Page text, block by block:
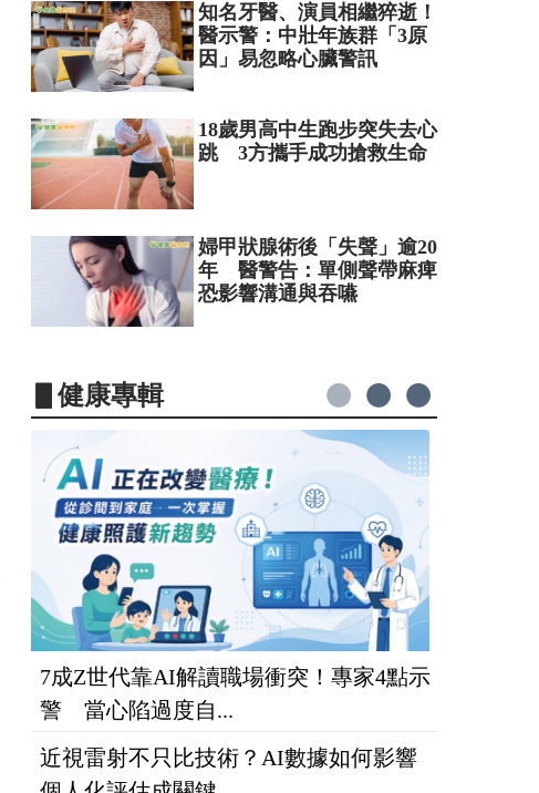
知名牙醫、演員相繼猝逝！
醫示警：中壯年族群「3原
因」易忽略心臟警訊
18歲男高中生跑步突失去心
跳 3方攜手成功搶救生命
婦甲狀腺術後「失聲」逾20
年 醫警告：單側聲帶麻痺
恐影響溝通與吞嚥
▋健康專輯
7成Z世代靠AI解讀職場衝突！專家4點示
警 當心陷過度自...
近視雷射不只比技術？AI數據如何影響